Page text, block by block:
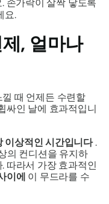
손가락이 살짝 닿도록
요.
, 얼마나
때 언제든 수련할
싸인 날에 효과적입니
이상적인 시간입니다.
의 컨디션을 유지하
따라서 가장 효과적인
이에 이 무드라를 수